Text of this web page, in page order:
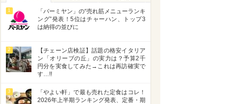
1
「バーミヤン」の“売れ筋メニューランキ
ング”発表！5位はチャーハン、トップ3
は納得の並びに
2
【チェーン店検証】話題の格安イタリア
ン「オリーブの丘」の実力は？予算2千
円分を実食してみた→これは再訪確実で
す…!!
3
「やよい軒」で最も売れた定食はコレ！
2026年上半期ランキング発表、定番・期